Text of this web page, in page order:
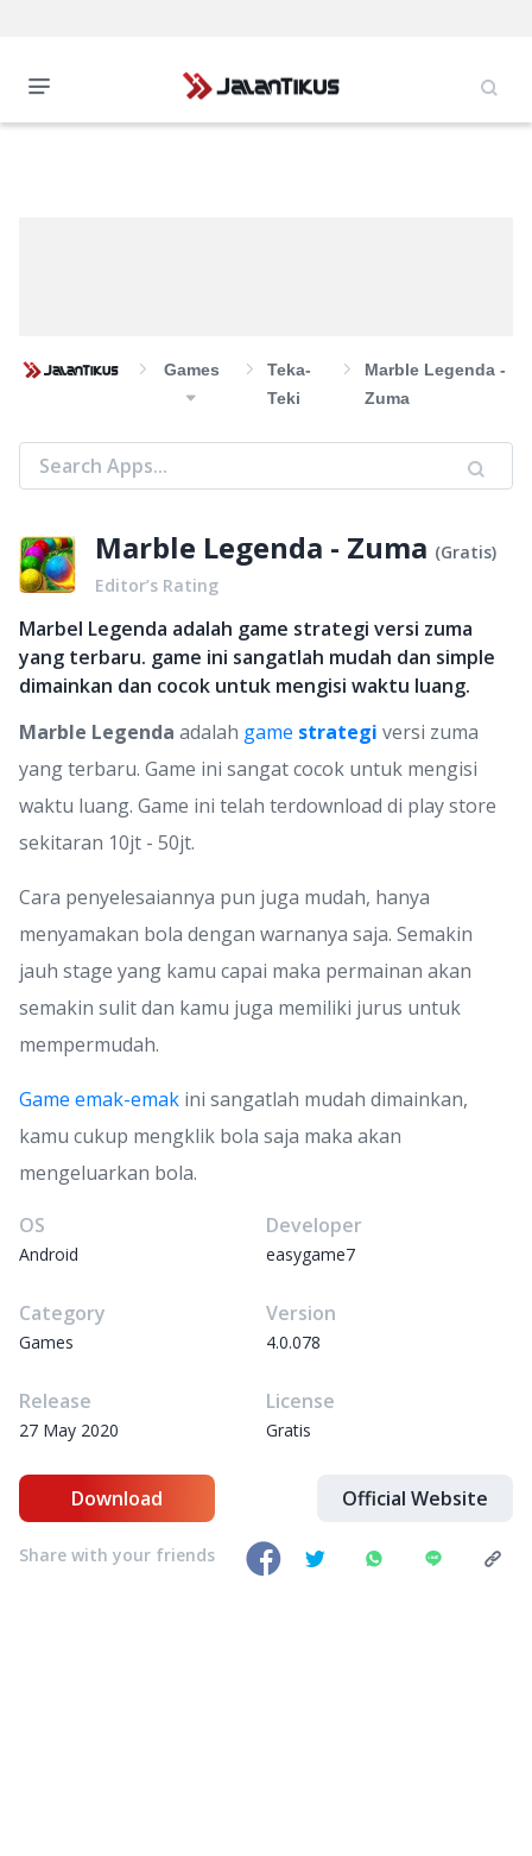
Games
Teka-
Teki
Marble Legenda -
Zuma
Marble Legenda - Zuma (Gratis)
Editor’s Rating
Marbel Legenda adalah game strategi versi zuma
yang terbaru. game ini sangatlah mudah dan simple
dimainkan dan cocok untuk mengisi waktu luang.
Marble Legenda adalah game strategi versi zuma
yang terbaru. Game ini sangat cocok untuk mengisi
waktu luang. Game ini telah terdownload di play store
sekitaran 10jt - 50jt.
Cara penyelesaiannya pun juga mudah, hanya
menyamakan bola dengan warnanya saja. Semakin
jauh stage yang kamu capai maka permainan akan
semakin sulit dan kamu juga memiliki jurus untuk
mempermudah.
Game emak-emak ini sangatlah mudah dimainkan,
kamu cukup mengklik bola saja maka akan
mengeluarkan bola.
OS
Android
Developer
easygame7
Category
Games
Version
4.0.078
Release
27 May 2020
License
Gratis
Download Official Website
Share with your friends